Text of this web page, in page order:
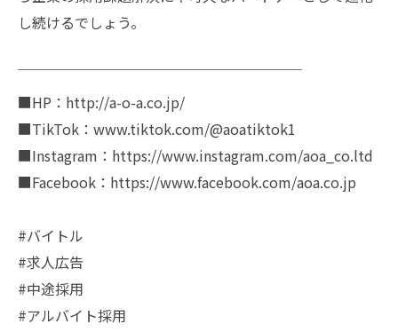
し続けるでしょう。
￣￣￣￣￣￣￣￣￣￣￣￣￣￣￣￣￣￣￣￣
■HP：http://a-o-a.co.jp/
■TikTok：www.tiktok.com/@aoatiktok1
■Instagram：https://www.instagram.com/aoa_co.ltd
■Facebook：https://www.facebook.com/aoa.co.jp
#バイトル
#求人広告
#中途採用
#アルバイト採用